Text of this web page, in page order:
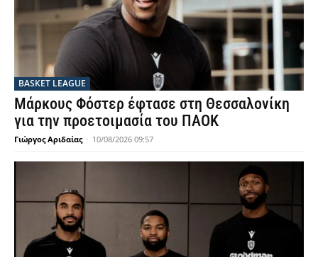
BASKET LEAGUE
Μάρκους Φόστερ έφτασε στη Θεσσαλονίκη
για την προετοιμασία του ΠΑΟΚ
Γιώργος Αριδαίας - 10/08/2026 09:57